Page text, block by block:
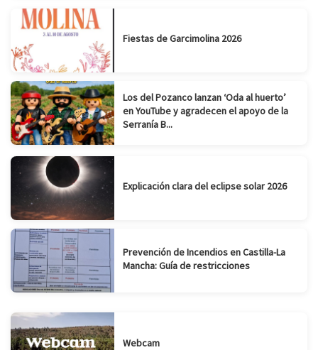
Fiestas de Garcimolina 2026
Los del Pozanco lanzan ‘Oda al huerto’
en YouTube y agradecen el apoyo de la
Serranía B...
Explicación clara del eclipse solar 2026
Prevención de Incendios en Castilla-La
Mancha: Guía de restricciones
Webcam